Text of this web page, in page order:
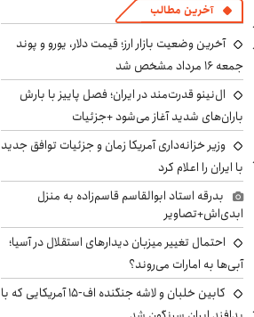
آخرین مطالب
آخرین وضعیت بازار ارز؛ قیمت دلار، یورو و پوند
جمعه ۱۶ مرداد مشخص شد
ال‌نینو قدرت‌مند در ایران؛ فصل پاییز با بارش
باران‌های شدید آغاز می‌شود +جزئیات
وزیر خزانه‌داری آمریکا زمان و جزئیات توافق جدید
با ایران را اعلام کرد
بدرقه استاد ابوالقاسم قاسم‌زاده به منزل
ابدی‌اش+تصاویر
احتمال تغییر میزبان دیدارهای استقلال در آسیا؛
آبی‌ها به امارات می‌روند؟
کابین خلبان و لاشه جنگنده اف-۱۵ آمریکایی که با